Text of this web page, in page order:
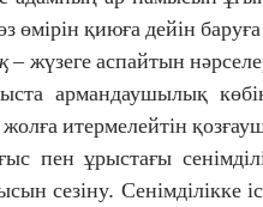
өмірін қиюға дейін
‒ жүзеге аспайтын
армандаушылық
итермелейтін
пен ұрыстағы
сезіну. Сенімділікке